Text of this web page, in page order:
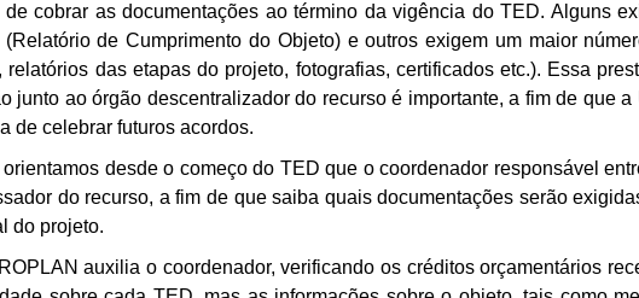
de cobrar as documentações ao término da vigência do TED. Alguns
de Cumprimento do Objeto) e outros exigem um maior
relatórios das etapas do projeto, fotografias, certificados etc.). Essa
junto ao órgão descentralizador do recurso é importante, a fim de que
de celebrar futuros acordos.
orientamos desde o começo do TED que o coordenador responsável
do recurso, a fim de que saiba quais documentações serão
do projeto.
auxilia o coordenador, verificando os créditos orçamentários